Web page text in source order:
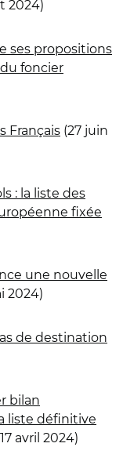
2024)
ses propositions
foncier
Français (27 juin
: la liste des
fixée
une nouvelle
2024)
de destination
bilan
liste définitive
avril 2024)